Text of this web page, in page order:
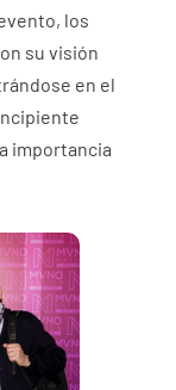
los
su visión
en el
importancia